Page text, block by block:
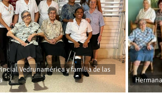
Vedrunamérica y familia de las